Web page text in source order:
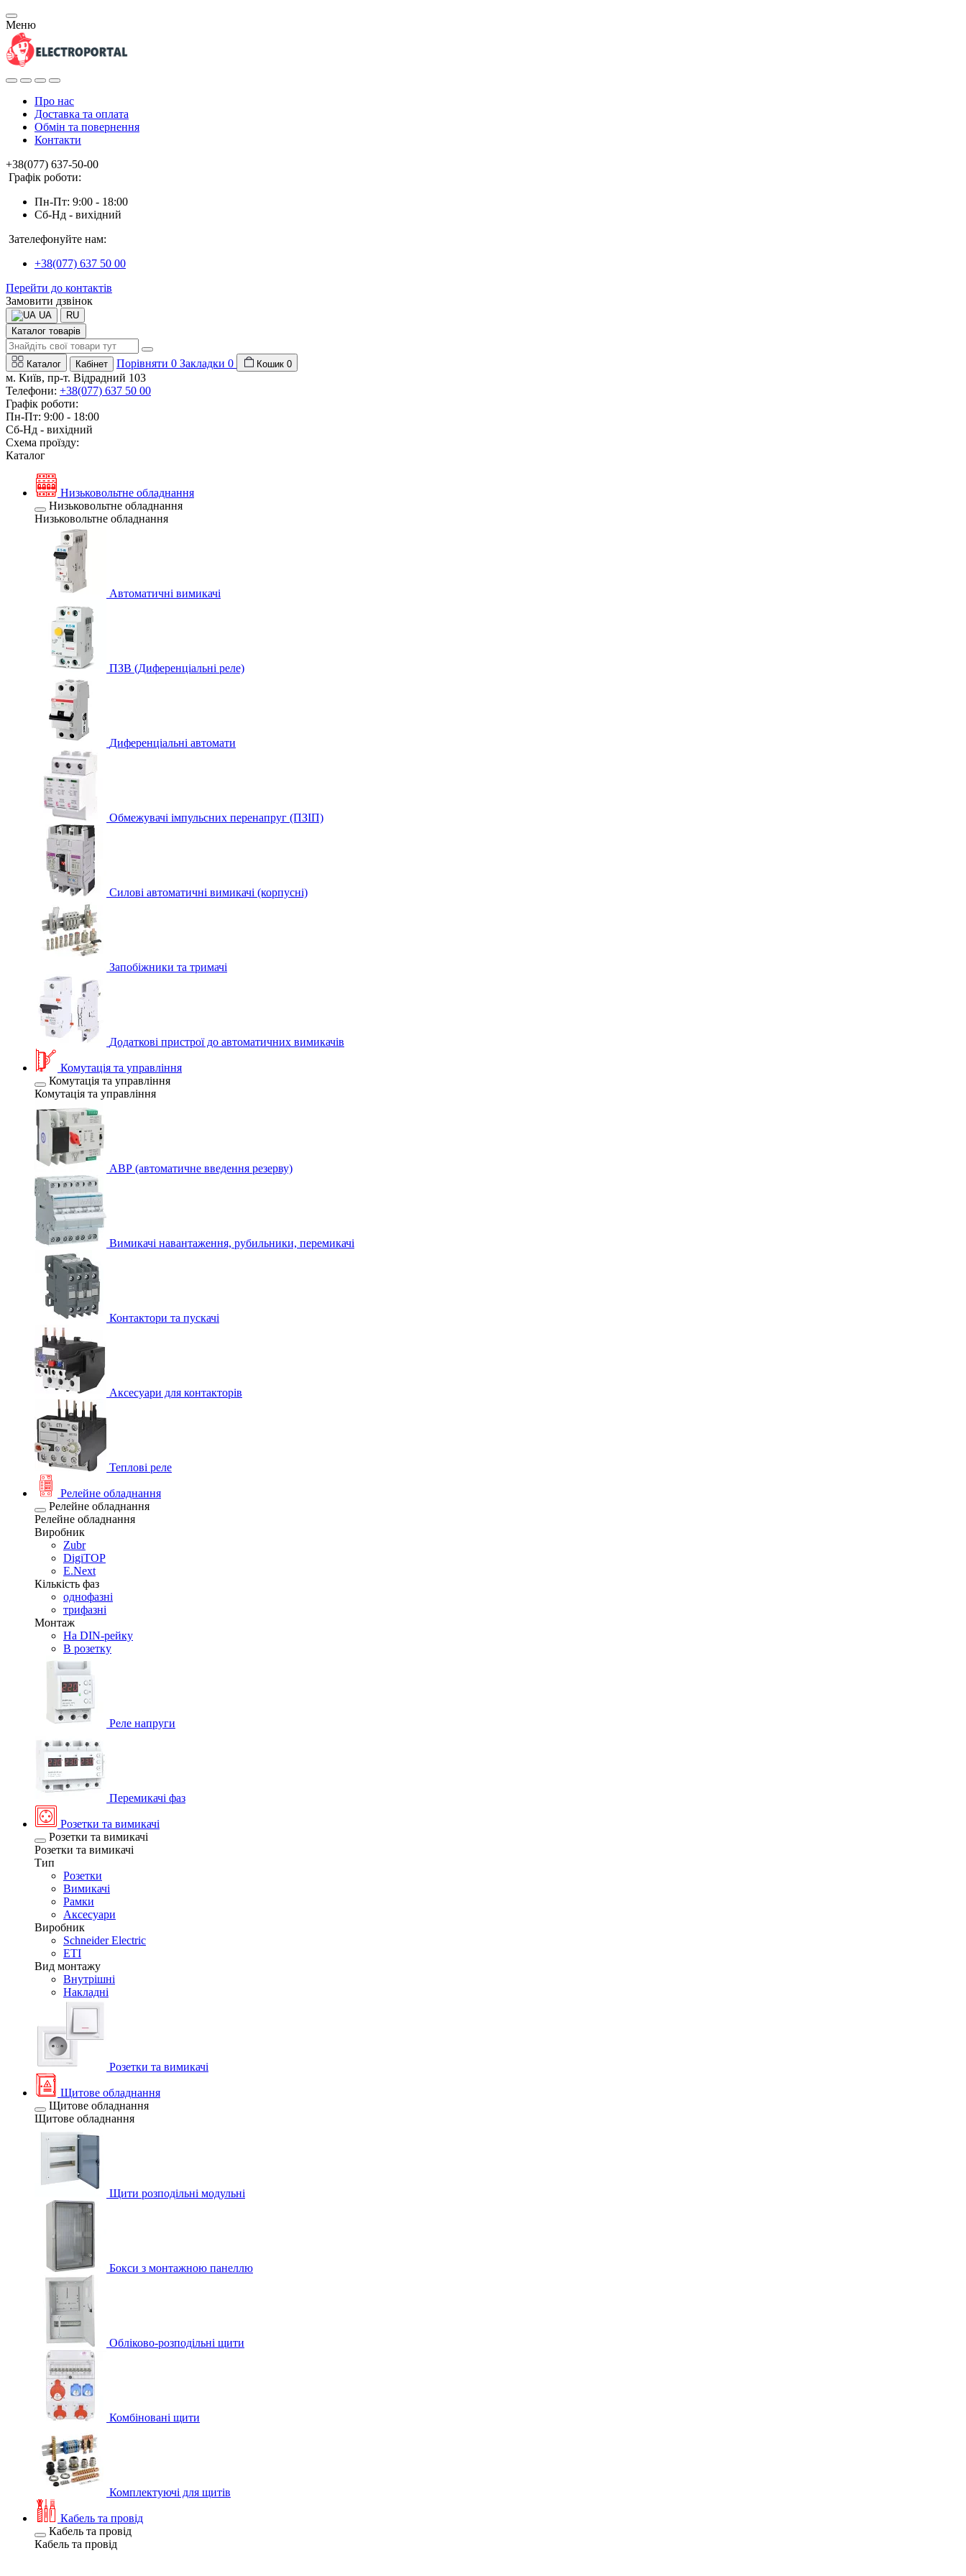
Меню
Про нас
Доставка та оплата
Обмін та повернення
Контакти
+38(077) 637-50-00
Графік роботи:
Пн-Пт: 9:00 - 18:00
Сб-Нд - вихідний
Зателефонуйте нам:
+38(077) 637 50 00
Перейти до контактів
Замовити дзвінок
UA
RU
Каталог товарів
Каталог Кабінет Порівняти 0 Закладки 0 Кошик 0
м. Київ, пр-т. Відрадний 103
Телефони: +38(077) 637 50 00
Графік роботи:
Пн-Пт: 9:00 - 18:00
Сб-Нд - вихідний
Схема проїзду:
Каталог
Низьковольтне обладнання
Низьковольтне обладнання
Низьковольтне обладнання
Автоматичні вимикачі
ПЗВ (Диференціальні реле)
Диференціальні автомати
Обмежувачі імпульсних перенапруг (ПЗІП)
Силові автоматичні вимикачі (корпусні)
Запобіжники та тримачі
Додаткові пристрої до автоматичних вимикачів
Комутація та управління
Комутація та управління
Комутація та управління
АВР (автоматичне введення резерву)
Вимикачі навантаження, рубильники, перемикачі
Контактори та пускачі
Аксесуари для контакторів
Теплові реле
Релейне обладнання
Релейне обладнання
Релейне обладнання
Виробник
Zubr
DigiTOP
E.Next
Кількість фаз
однофазні
трифазні
Монтаж
На DIN-рейку
В розетку
Реле напруги
Перемикачі фаз
Розетки та вимикачі
Розетки та вимикачі
Розетки та вимикачі
Тип
Розетки
Вимикачі
Рамки
Аксесуари
Виробник
Schneider Electric
ETI
Вид монтажу
Внутрішні
Накладні
Розетки та вимикачі
Щитове обладнання
Щитове обладнання
Щитове обладнання
Щити розподільні модульні
Бокси з монтажною панеллю
Обліково-розподільні щити
Комбіновані щити
Комплектуючі для щитів
Кабель та провід
Кабель та провід
Кабель та провід